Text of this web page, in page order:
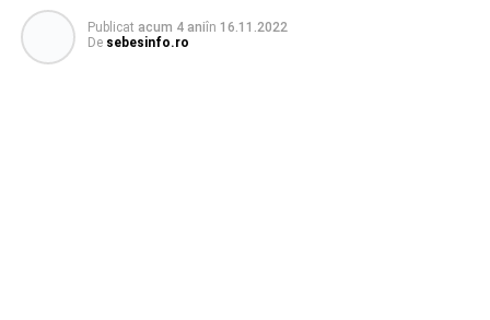
Publicat acum 4 aniîn 16.11.2022
De sebesinfo.ro